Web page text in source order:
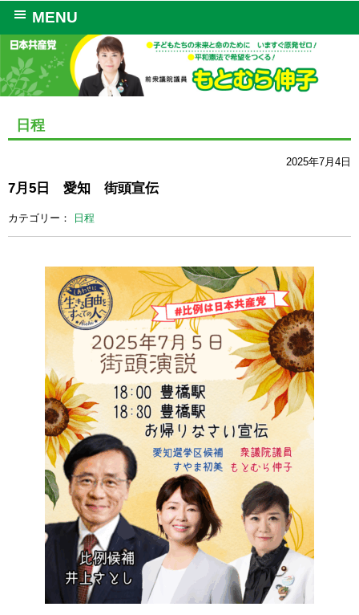
MENU
日程
2025年7月4日
7月5日 愛知 街頭宣伝
カテゴリー： 日程